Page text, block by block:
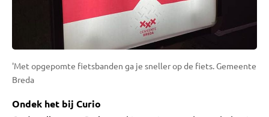
'Met opgepomte fietsbanden ga je sneller op de fiets. Gemeente
Breda
Ondek het bij Curio